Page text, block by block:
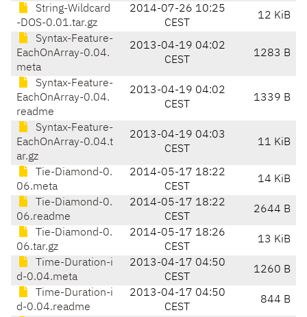
String-Wildcard
-DOS-0.01.tar.gz
2014-07-26 10:25
CEST
12 KiB
Syntax-Feature-
EachOnArray-0.04.
meta
2013-04-19 04:02
CEST
1283 B
Syntax-Feature-
EachOnArray-0.04.
readme
2013-04-19 04:02
CEST
1339 B
Syntax-Feature-
EachOnArray-0.04.t
ar.gz
2013-04-19 04:03
CEST
11 KiB
Tie-Diamond-0.
06.meta
2014-05-17 18:22
CEST
14 KiB
Tie-Diamond-0.
06.readme
2014-05-17 18:22
CEST
2644 B
Tie-Diamond-0.
06.tar.gz
2014-05-17 18:26
CEST
13 KiB
Time-Duration-i
d-0.04.meta
2013-04-17 04:50
CEST
1260 B
Time-Duration-i
d-0.04.readme
2013-04-17 04:50
CEST
844 B